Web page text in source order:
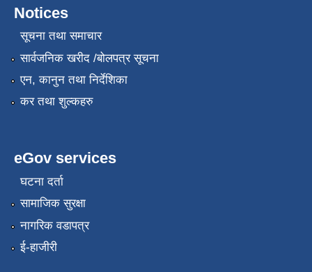
Notices
सूचना तथा समाचार
सार्वजनिक खरीद /बोलपत्र सूचना
एन, कानुन तथा निर्देशिका
कर तथा शुल्कहरु
eGov services
घटना दर्ता
सामाजिक सुरक्षा
नागरिक वडापत्र
ई-हाजीरी